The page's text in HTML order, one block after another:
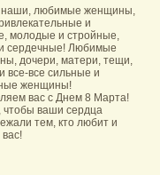
наши, любимые женщины,
и
молодые и стройные,
сердечные! Любимые
дочери, матери, тещи,
все-все сильные и
женщины!
вас с Днем 8 Марта!
ваши сердца
тем, кто любит и